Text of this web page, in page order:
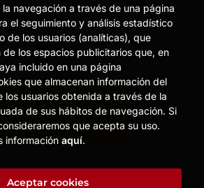
navegación a través de una página
el seguimiento y análisis estadístico
de los usuarios (analíticas), que
los espacios publicitarios que, en
incluido en una página
que almacenan información del
los usuarios obtenida a través de la
de sus hábitos de navegación. Si
que acepta su uso.
información aquí.
Aceptar cookies